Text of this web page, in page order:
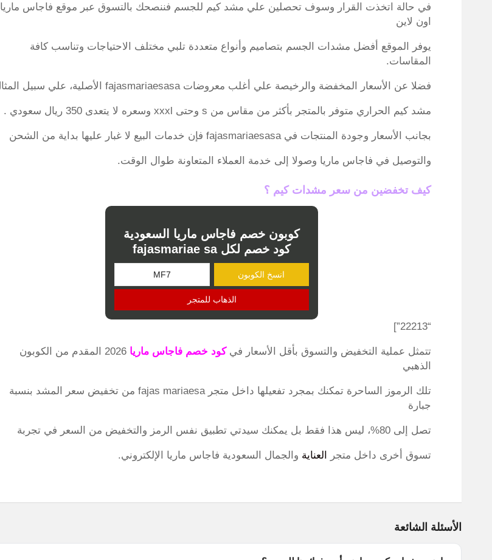
في حالة اتخذت القرار وسوف تحصلين علي مشد كيم للجسم فننصحك بالتسوق عبر موقع فاجاس ماريا
اون لاين
يوفر الموقع أفضل مشدات الجسم بتصاميم وأنواع متعددة تلبي مختلف الاحتياجات وتناسب كافة
المقاسات.
فضلا عن الأسعار المخفضة والرخيصة علي أغلب معروضات fajasmariaesasa الأصلية، علي سبيل المثال
مشد كيم الحراري متوفر بالمتجر بأكثر من مقاس من s وحتى xxxl وسعره لا يتعدى 350 ريال سعودي .
بجانب الأسعار وجودة المنتجات في fajasmariaesasa فإن خدمات البيع لا غبار عليها بداية من الشحن
والتوصيل في فاجاس ماريا وصولا إلى خدمة العملاء المتعاونة طوال الوقت.
كيف تخفضين من سعر مشدات كيم ؟
كوبون خصم فاجاس ماريا السعودية
كود خصم لكل fajasmariae sa
انسخ الكوبون
الذهاب للمتجر
“22213”]
تتمثل عملية التخفيض والتسوق بأقل الأسعار فيكود خصم فاجاس ماريا
2026 المقدم من الكوبون
الذهبي
تلك الرموز الساحرة تمكنك بمجرد تفعيلها داخل متجر fajas mariaesa من تخفيض سعر المشد بنسبة
جبارة
تصل إلى 80%، ليس هذا فقط بل يمكنك سيدتي تطبيق نفس الرمز والتخفيض من السعر في تجربة
تسوق أخرى داخل متجر العناية والجمال السعودية فاجاس ماريا الإلكتروني.
الأسئلة الشائعة